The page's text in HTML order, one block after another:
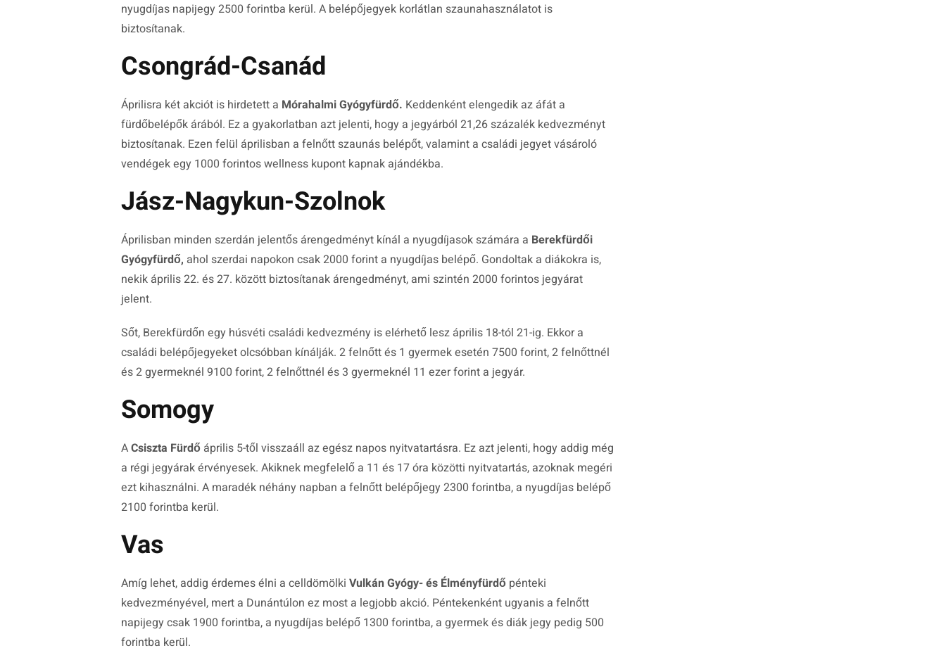
nyugdíjas napijegy 2500 forintba kerül. A belépőjegyek korlátlan szaunahasználatot is
biztosítanak.
Csongrád-Csanád
Áprilisra két akciót is hirdetett a Mórahalmi Gyógyfürdő. Keddenként elengedik az áfát a
fürdőbelépők árából. Ez a gyakorlatban azt jelenti, hogy a jegyárból 21,26 százalék kedvezményt
biztosítanak. Ezen felül áprilisban a felnőtt szaunás belépőt, valamint a családi jegyet vásároló
vendégek egy 1000 forintos wellness kupont kapnak ajándékba.
Jász-Nagykun-Szolnok
Áprilisban minden szerdán jelentős árengedményt kínál a nyugdíjasok számára a Berekfürdői
Gyógyfürdő, ahol szerdai napokon csak 2000 forint a nyugdíjas belépő. Gondoltak a diákokra is,
nekik április 22. és 27. között biztosítanak árengedményt, ami szintén 2000 forintos jegyárat
jelent.
Sőt, Berekfürdőn egy húsvéti családi kedvezmény is elérhető lesz április 18-tól 21-ig. Ekkor a
családi belépőjegyeket olcsóbban kínálják. 2 felnőtt és 1 gyermek esetén 7500 forint, 2 felnőttnél
és 2 gyermeknél 9100 forint, 2 felnőttnél és 3 gyermeknél 11 ezer forint a jegyár.
Somogy
ACsiszta Fürdő április 5-től visszaáll az egész napos nyitvatartásra. Ez azt jelenti, hogy addig még
a régi jegyárak érvényesek. Akiknek megfelelő a 11 és 17 óra közötti nyitvatartás, azoknak megéri
ezt kihasználni. A maradék néhány napban a felnőtt belépőjegy 2300 forintba, a nyugdíjas belépő
2100 forintba kerül.
Vas
Amíg lehet, addig érdemes élni a celldömölki Vulkán Gyógy- és Élményfürdő pénteki
kedvezményével, mert a Dunántúlon ez most a legjobb akció. Péntekenként ugyanis a felnőtt
napijegy csak 1900 forintba, a nyugdíjas belépő 1300 forintba, a gyermek és diák jegy pedig 500
forintba kerül.